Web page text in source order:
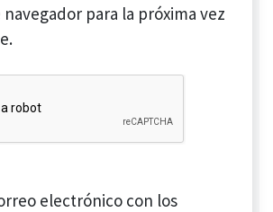
para la próxima vez
electrónico con los